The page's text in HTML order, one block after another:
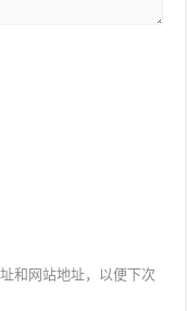
和网站地址，以便下次